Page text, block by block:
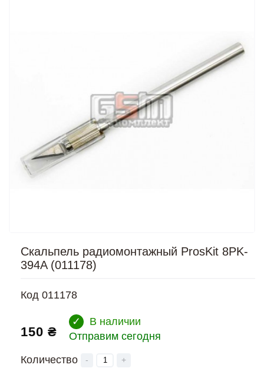
Скальпель радиомонтажный ProsKit 8PK-
394A (011178)
Код 011178
150 ₴
✓
В наличии
Отправим сегодня
Количество
- +